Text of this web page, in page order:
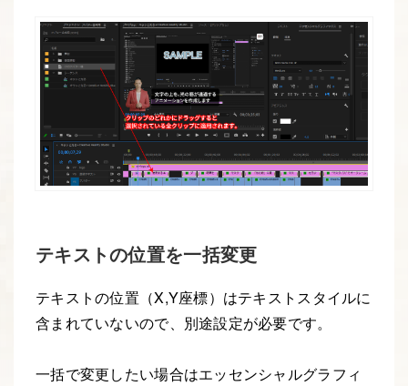
テキストの位置を一括変更
テキストの位置（X,Y座標）はテキストスタイルに
含まれていないので、別途設定が必要です。
一括で変更したい場合はエッセンシャルグラフィ